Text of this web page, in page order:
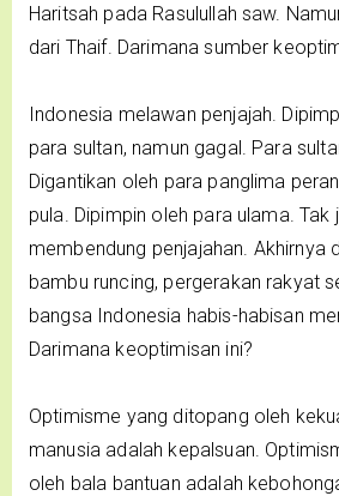
Haritsah pada Rasulullah saw.
dari Thaif. Darimana sumber
Indonesia melawan penjajah.
para sultan, namun gagal. Para
Digantikan oleh para panglima
pula. Dipimpin oleh para ulama. Tak
membendung penjajahan. Akhirnya
bambu runcing, pergerakan rakyat
bangsa Indonesia habis-habisan
Darimana keoptimisan ini?
Optimisme yang ditopang oleh
manusia adalah kepalsuan.
oleh bala bantuan adalah